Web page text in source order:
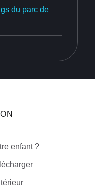
du parc de
enfant ?